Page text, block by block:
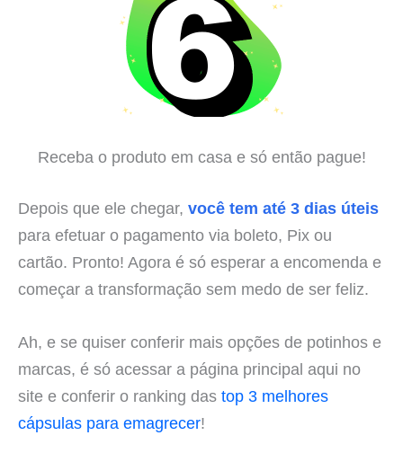
Receba o produto em casa e só então pague!
Depois que ele chegar, você tem até 3 dias úteis
para efetuar o pagamento via boleto, Pix ou
cartão. Pronto! Agora é só esperar a encomenda e
começar a transformação sem medo de ser feliz.
Ah, e se quiser conferir mais opções de potinhos e
marcas, é só acessar a página principal aqui no
site e conferir o ranking das top 3 melhores
cápsulas para emagrecer!